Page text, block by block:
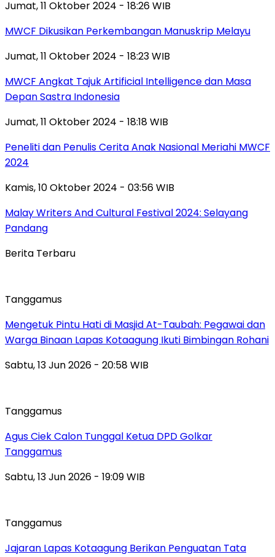
Jumat, 11 Oktober 2024 - 18:26 WIB
MWCF Dikusikan Perkembangan Manuskrip Melayu
Jumat, 11 Oktober 2024 - 18:23 WIB
MWCF Angkat Tajuk Artificial Intelligence dan Masa
Depan Sastra Indonesia
Jumat, 11 Oktober 2024 - 18:18 WIB
Peneliti dan Penulis Cerita Anak Nasional Meriahi MWCF
2024
Kamis, 10 Oktober 2024 - 03:56 WIB
Malay Writers And Cultural Festival 2024: Selayang
Pandang
Berita Terbaru
Tanggamus
Mengetuk Pintu Hati di Masjid At-Taubah: Pegawai dan
Warga Binaan Lapas Kotaagung Ikuti Bimbingan Rohani
Sabtu, 13 Jun 2026 - 20:58 WIB
Tanggamus
Agus Ciek Calon Tunggal Ketua DPD Golkar
Tanggamus
Sabtu, 13 Jun 2026 - 19:09 WIB
Tanggamus
Jajaran Lapas Kotaagung Berikan Penguatan Tata